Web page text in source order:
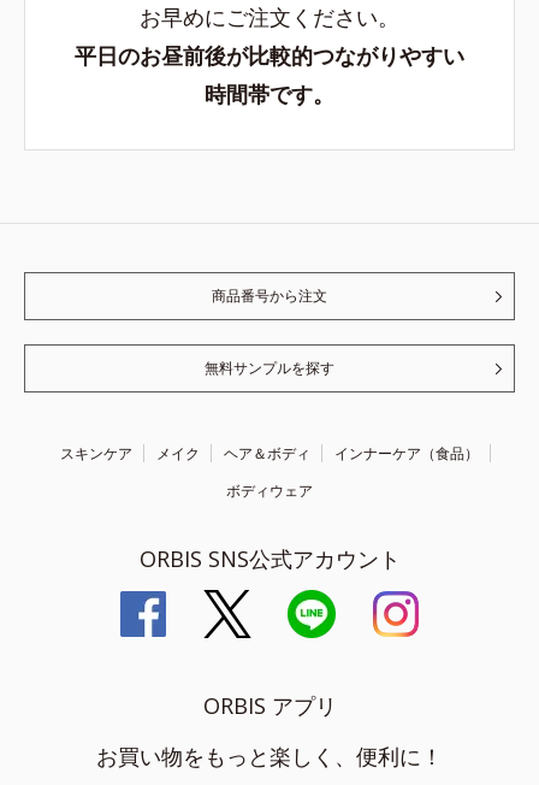
お早めにご注文ください。
平日のお昼前後が比較的つながりやすい
時間帯です。
商品番号から注文
無料サンプルを探す
スキンケア メイク ヘア＆ボディ
インナーケア（食品）
ボディウェア
ORBIS SNS公式アカウント
ORBIS アプリ
お買い物をもっと楽しく、便利に！